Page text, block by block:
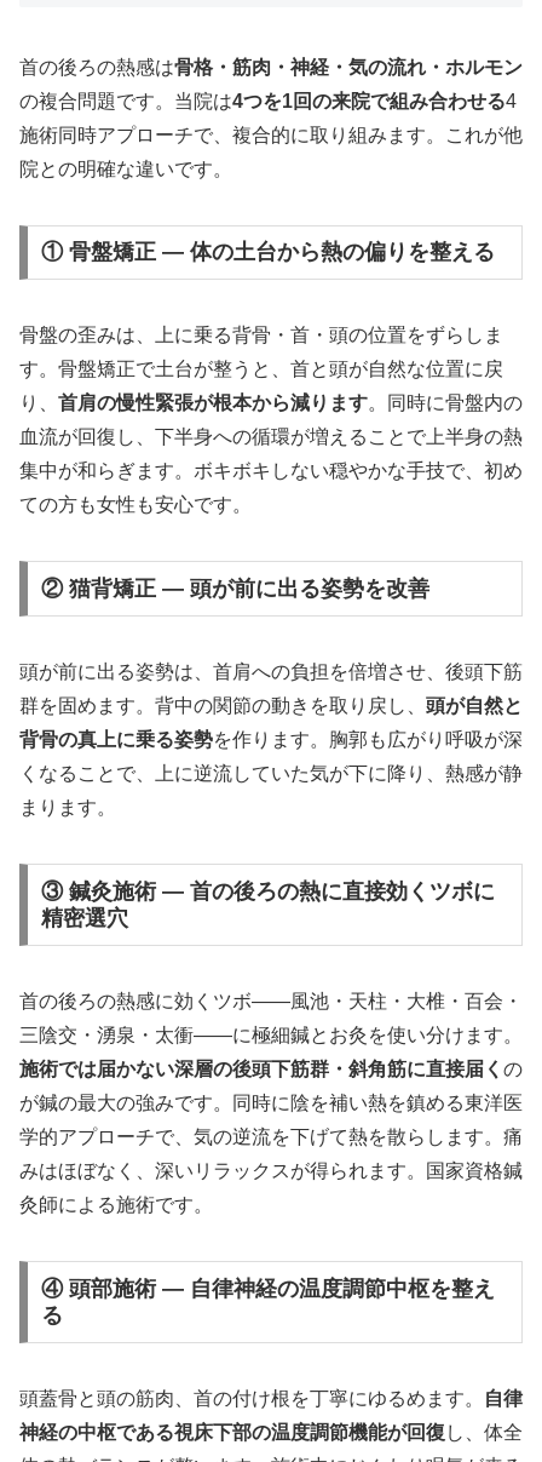
首の後ろの熱感は骨格・筋肉・神経・気の流れ・ホルモン
の複合問題です。当院は4つを1回の来院で組み合わせる4
施術同時アプローチで、複合的に取り組みます。これが他
院との明確な違いです。
① 骨盤矯正 — 体の土台から熱の偏りを整える
骨盤の歪みは、上に乗る背骨・首・頭の位置をずらしま
す。骨盤矯正で土台が整うと、首と頭が自然な位置に戻
り、 首肩の慢性緊張が根本から減ります。同時に骨盤内の
血流が回復し、下半身への循環が増えることで上半身の熱
集中が和らぎます。ボキボキしない穏やかな手技で、初め
ての方も女性も安心です。
② 猫背矯正 — 頭が前に出る姿勢を改善
頭が前に出る姿勢は、首肩への負担を倍増させ、後頭下筋
群を固めます。背中の関節の動きを取り戻し、 頭が自然と
背骨の真上に乗る姿勢を作ります。胸郭も広がり呼吸が深
くなることで、上に逆流していた気が下に降り、熱感が静
まります。
③ 鍼灸施術 — 首の後ろの熱に直接効くツボに
精密選穴
首の後ろの熱感に効くツボ——風池・天柱・大椎・百会・
三陰交・湧泉・太衝——に極細鍼とお灸を使い分けます。
施術では届かない深層の後頭下筋群・斜角筋に直接届く の
が鍼の最大の強みです。同時に陰を補い熱を鎮める東洋医
学的アプローチで、気の逆流を下げて熱を散らします。痛
みはほぼなく、深いリラックスが得られます。国家資格鍼
灸師による施術です。
④ 頭部施術 — 自律神経の温度調節中枢を整え
る
頭蓋骨と頭の筋肉、首の付け根を丁寧にゆるめます。
自律
神経の中枢である視床下部の温度調節機能が回復 し、体全